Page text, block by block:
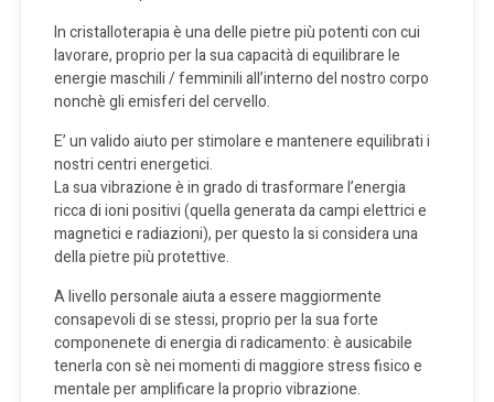
In cristalloterapia è una delle pietre più potenti con cui
lavorare, proprio per la sua capacità di equilibrare le
energie maschili / femminili all’interno del nostro corpo
nonchè gli emisferi del cervello.
E’ un valido aiuto per stimolare e mantenere equilibrati i
nostri centri energetici.
La sua vibrazione è in grado di trasformare l’energia
ricca di ioni positivi (quella generata da campi elettrici e
magnetici e radiazioni), per questo la si considera una
della pietre più protettive.
A livello personale aiuta a essere maggiormente
consapevoli di se stessi, proprio per la sua forte
componenete di energia di radicamento: è ausicabile
tenerla con sè nei momenti di maggiore stress fisico e
mentale per amplificare la proprio vibrazione.